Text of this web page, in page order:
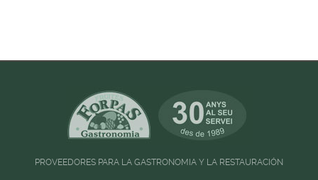
PROVEEDORES PARA LA GASTRONOMIA Y LA RESTAURACIÓN